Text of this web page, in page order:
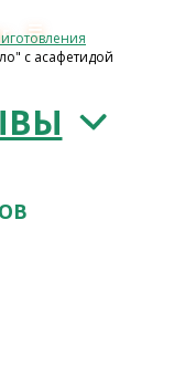
≡
с асафетидой